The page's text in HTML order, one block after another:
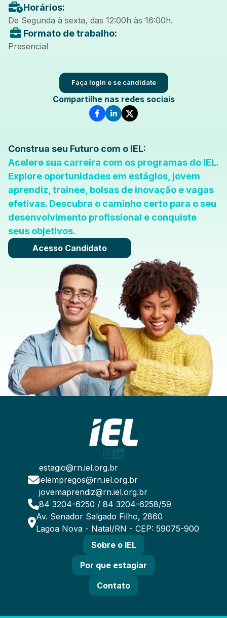
Horários:
De Segunda à sexta, das 12:00h às 16:00h.
Formato de trabalho:
Presencial
Faça login e se candidate
Compartilhe nas redes sociais
Construa seu Futuro com o IEL:
Acelere sua carreira com os programas do IEL.
Explore oportunidades em estágios, jovem
aprendiz, trainee, bolsas de inovação e vagas
efetivas. Descubra o caminho certo para o seu
desenvolvimento profissional e conquiste
seus objetivos.
Acesso Candidato
estagio@rn.iel.org.br
ielempregos@rn.iel.org.br
jovemaprendiz@rn.iel.org.br
84 3204-6250 / 84 3204-6258/59
Av. Senador Salgado Filho, 2860
Lagoa Nova - Natal/RN - CEP: 59075-900
Sobre o IEL
Por que estagiar
Contato